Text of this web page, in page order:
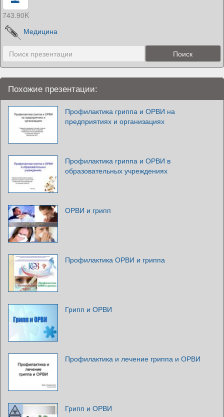
743.90K
Медицина
Похожие презентации:
Профилактика гриппа и ОРВИ на
предприятиях и организациях
Профилактика гриппа и ОРВИ в
образовательных учреждениях
ОРВИ и грипп
Профилактика ОРВИ и гриппа
Грипп и ОРВИ
Профилактика и лечение гриппа и ОРВИ
Грипп и ОРВИ